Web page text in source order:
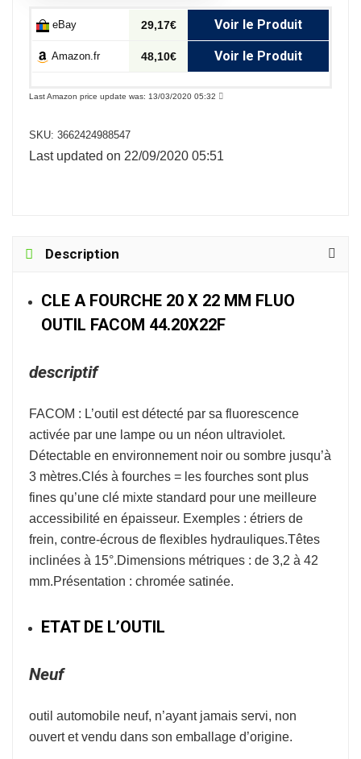
eBay 29,17€ Voir le Produit
Amazon.fr 48,10€ Voir le Produit
Last Amazon price update was: 13/03/2020 05:32
SKU: 3662424988547
Last updated on 22/09/2020 05:51
Description
CLE A FOURCHE 20 X 22 MM FLUO
OUTIL FACOM 44.20X22F
descriptif
FACOM : L’outil est détecté par sa fluorescence
activée par une lampe ou un néon ultraviolet.
Détectable en environnement noir ou sombre jusqu’à
3 mètres.Clés à fourches = les fourches sont plus
fines qu’une clé mixte standard pour une meilleure
accessibilité en épaisseur. Exemples : étriers de
frein, contre-écrous de flexibles hydrauliques.Têtes
inclinées à 15°.Dimensions métriques : de 3,2 à 42
mm.Présentation : chromée satinée.
ETAT DE L’OUTIL
Neuf
outil automobile neuf, n’ayant jamais servi, non
ouvert et vendu dans son emballage d’origine.